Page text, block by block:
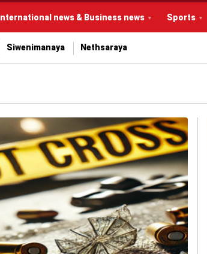
International news & Business news Sports
Siwenimanaya Nethsaraya